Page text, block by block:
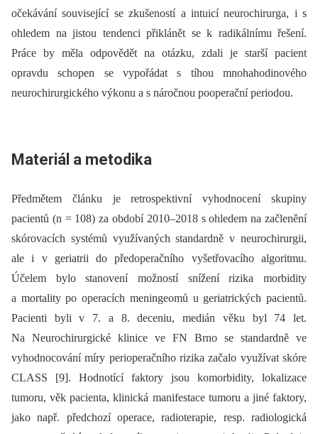
očekávání související se zkušeností a intuicí neurochirurga, i s
ohledem na jistou tendenci přiklánět se k radikálnímu řešení.
Práce by měla odpovědět na otázku, zdali je starší pacient
opravdu schopen se vypořádat s tíhou mnohahodinového
neurochirurgického výkonu a s náročnou pooperační periodou.
Materiál a metodika
Předmětem článku je retrospektivní vyhodnocení skupiny
pacientů (n = 108) za období 2010–2018 s ohledem na začlenění
skórovacích systémů využívaných standardně v neurochirurgii,
ale i v geriatrii do předoperačního vyšetřovacího algoritmu.
Účelem bylo stanovení možností snížení rizika morbidity
a mortality po operacích meningeomů u geriatrických pacientů.
Pacienti byli v 7. a 8. deceniu, medián věku byl 74 let.
Na Neurochirurgické klinice ve FN Brno se standardně ve
vyhodnocování míry perioperačního rizika začalo využívat skóre
CLASS [9]. Hodnotící faktory jsou komorbidity, lokalizace
tumoru, věk pacienta, klinická manifestace tumoru a jiné faktory,
jako např. předchozí operace, radioterapie, resp. radiologická